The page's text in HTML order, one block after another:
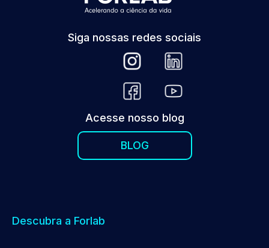
Siga nossas redes sociais
Acesse nosso blog
BLOG
Descubra a Forlab